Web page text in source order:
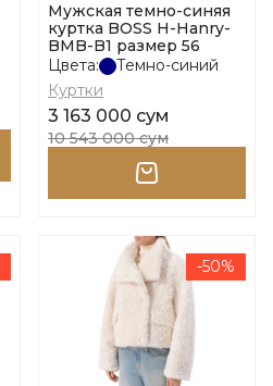
Мужская темно-синяя
куртка BOSS H-Hanry-
BMB-B1 размер 56
Цвета:
Темно-синий
Куртки
3 163 000 сум
10 543 000 сум
-50%